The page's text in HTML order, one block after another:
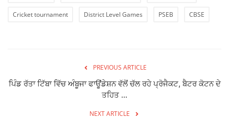
Cricket tournament District Level Games PSEB CBSE
PREVIOUS ARTICLE
ਪਿੰਡ ਰੱਤਾ ਟਿੱਬਾ ਵਿੱਚ ਅੰਬੂਜਾ ਫਾਊਂਡੇਸ਼ਨ ਵੱਲੋਂ ਚੱਲ ਰਹੇ ਪ੍ਰੋਜੈਕਟ, ਬੈਟਰ ਕੋਟਨ ਦੇ
ਤਹਿਤ ...
NEXT ARTICLE